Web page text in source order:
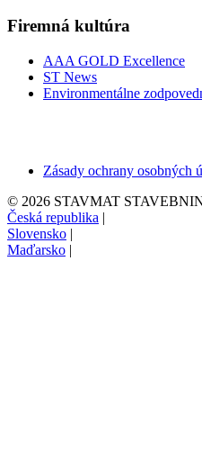
Firemná kultúra
AAA GOLD Excellence
ST News
Environmentálne
Zásady ochrany osobných
© 2026 STAVMAT
Česká republika |
Slovensko |
Maďarsko |